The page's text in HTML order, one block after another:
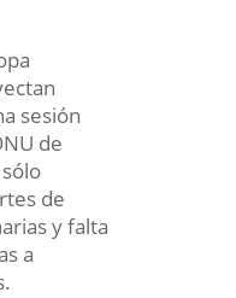
sesión
de
de
y falta
a